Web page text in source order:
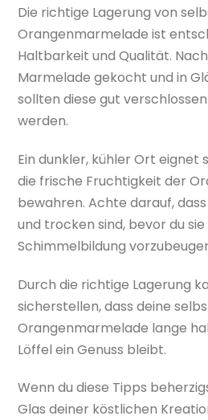
Die richtige Lagerung von
Orangenmarmelade ist
Haltbarkeit und Qualität.
Marmelade gekocht und in
sollten diese gut
werden.
Ein dunkler, kühler Ort eignet
die frische Fruchtigkeit der
bewahren. Achte darauf,
und trocken sind, bevor du
Schimmelbildung
Durch die richtige Lagerung
sicherstellen, dass deine
Orangenmarmelade lange
Löffel ein Genuss bleibt.
Wenn du diese Tipps
Glas deiner köstlichen